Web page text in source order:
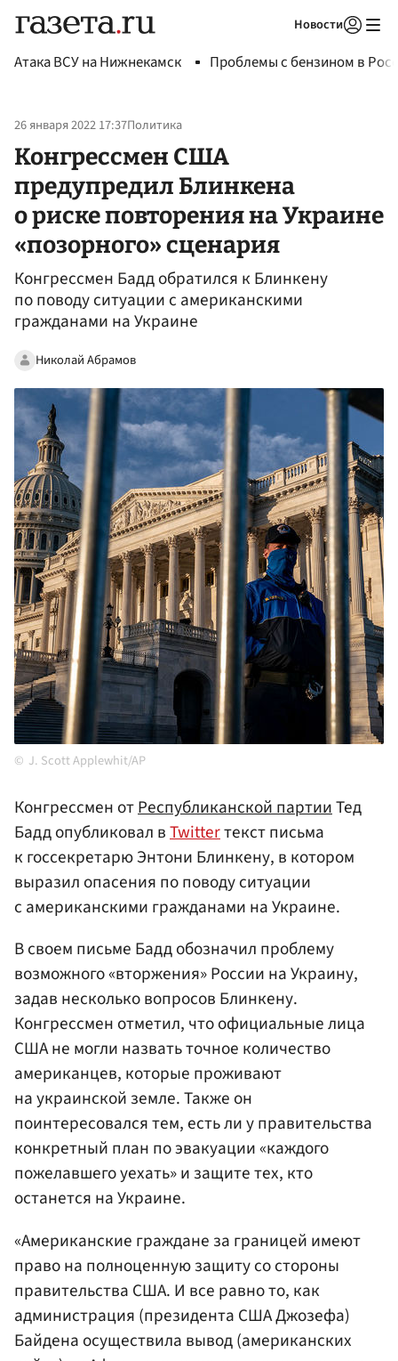
Новости
Атака ВСУ на Нижнекамск Проблемы с бензином в
26 января 2022 17:37Политика
Конгрессмен США
предупредил Блинкена
о риске повторения на Украине
«позорного» сценария
Конгрессмен Бадд обратился к Блинкену
по поводу ситуации с американскими
гражданами на Украине
Николай Абрамов
J. Scott Applewhit/AP
Конгрессмен отРеспубликанской партииТед
Бадд опубликовал вTwitterтекст письма
к госсекретарю Энтони Блинкену, в котором
выразил опасения по поводу ситуации
с американскими гражданами на Украине.
В своем письме Бадд обозначил проблему
возможного «вторжения» России на Украину,
задав несколько вопросов Блинкену.
Конгрессмен отметил, что официальные лица
США не могли назвать точное количество
американцев, которые проживают
на украинской земле. Также он
поинтересовался тем, есть ли у правительства
конкретный план по эвакуации «каждого
пожелавшего уехать» и защите тех, кто
останется на Украине.
«Американские граждане за границей имеют
право на полноценную защиту со стороны
правительства США. И все равно то, как
администрация (президента США Джозефа)
Байдена осуществила вывод (американских